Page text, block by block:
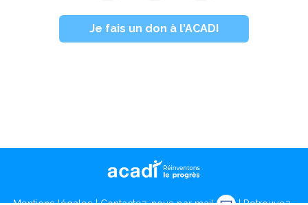
Je fais un don à l'ACADI